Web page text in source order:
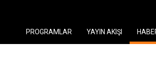
PROGRAMLAR
YAYIN AKIŞI